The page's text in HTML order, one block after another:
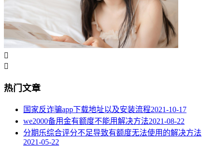


热门文章
国家反诈骗app下载地址以及安装流程2021-10-17
we2000备用金有额度不能用解决方法2021-08-22
分期乐综合评分不足导致有额度无法使用的解决方法
2021-05-22